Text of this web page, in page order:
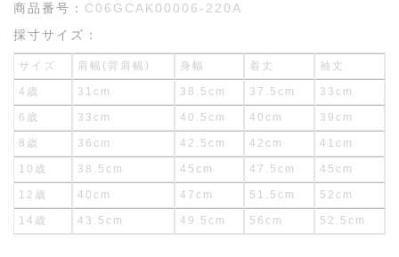
商品番号： C06GCAK00006-220A
採寸サイズ：
サイズ 肩幅(背肩幅) 身幅 着丈 袖丈
4歳 31cm 38.5cm 37.5cm 33cm
6歳 33cm 40.5cm 40cm 39cm
8歳 36cm 42.5cm 42cm 41cm
10歳 38.5cm 45cm 47.5cm 45cm
12歳 40cm 47cm 51.5cm 52cm
14歳 43.5cm 49.5cm 56cm 52.5cm